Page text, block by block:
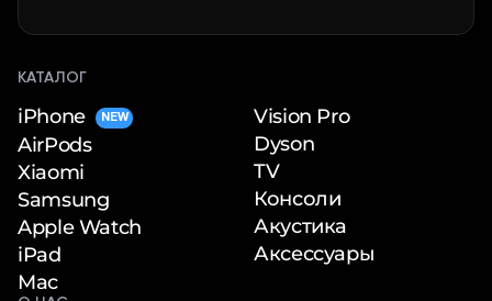
КАТАЛОГ
iPhone NEW
AirPods
Xiaomi
Samsung
Apple Watch
iPad
Mac
Vision Pro
Dyson
TV
Консоли
Акустика
Аксессуары